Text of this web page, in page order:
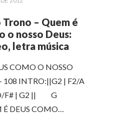
– Quem é
o nosso Deus:
letra música
COMO O NOSSO
INTRO:||G2 | F2/A
| D/F# | G2 || G
DEUS COMO…